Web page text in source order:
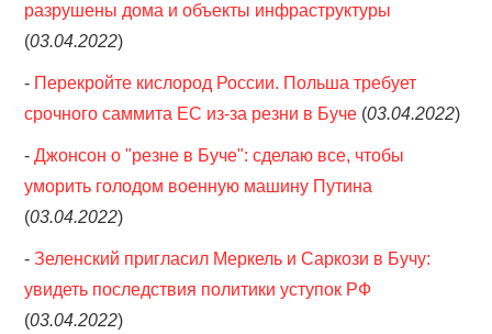
разрушены дома и объекты инфраструктуры
(03.04.2022)
- Перекройте кислород России. Польша требует
срочного саммита ЕС из-за резни в Буче (03.04.2022)
-Джонсон о "резне в Буче": сделаю все, чтобы
уморить голодом военную машину Путина
(03.04.2022)
-Зеленский пригласил Меркель и Саркози в Бучу:
увидеть последствия политики уступок РФ
(03.04.2022)